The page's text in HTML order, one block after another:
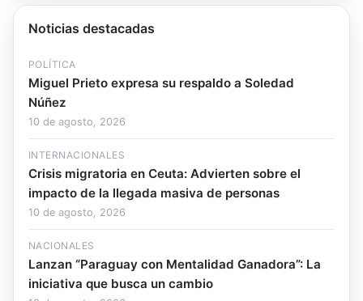
Noticias destacadas
POLÍTICA
Miguel Prieto expresa su respaldo a Soledad
Núñez
10 de agosto, 2026
INTERNACIONALES
Crisis migratoria en Ceuta: Advierten sobre el
impacto de la llegada masiva de personas
10 de agosto, 2026
NACIONALES
Lanzan “Paraguay con Mentalidad Ganadora”: La
iniciativa que busca un cambio